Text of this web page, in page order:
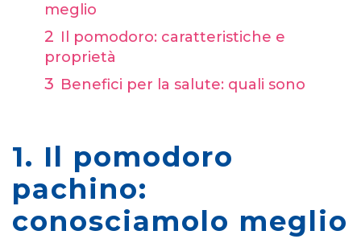
meglio
Il pomodoro: caratteristiche e
proprietà
Benefici per la salute: quali sono
1. Il pomodoro
pachino:
conosciamolo meglio